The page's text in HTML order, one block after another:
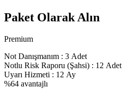
Paket Olarak Alın
Premium
Not Danışmanım : 3 Adet
Notlu Risk Raporu (Şahsi) : 12 Adet
Uyarı Hizmeti : 12 Ay
%64 avantajlı